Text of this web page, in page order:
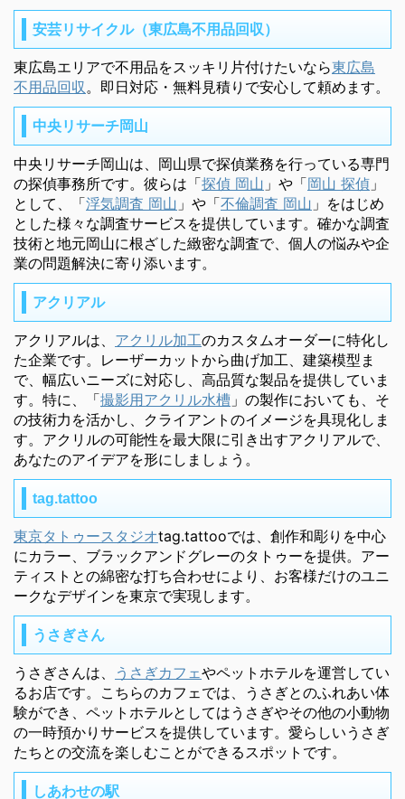
安芸リサイクル（東広島不用品回収）
東広島エリアで不用品をスッキリ片付けたいなら東広島
不用品回収 。即日対応・無料見積りで安心して頼めます。
中央リサーチ岡山
中央リサーチ岡山は、岡山県で探偵業務を行っている専門
の探偵事務所です。彼らは「探偵 岡山 」や「岡山 探偵 」
として、「浮気調査 岡山 」や「不倫調査 岡山 」をはじめ
とした様々な調査サービスを提供しています。確かな調査
技術と地元岡山に根ざした緻密な調査で、個人の悩みや企
業の問題解決に寄り添います。
アクリアル
アクリアルは、 アクリル加工のカスタムオーダーに特化し
た企業です。レーザーカットから曲げ加工、建築模型ま
で、幅広いニーズに対応し、高品質な製品を提供していま
す。特に、「撮影用アクリル水槽 」の製作においても、そ
の技術力を活かし、クライアントのイメージを具現化しま
す。アクリルの可能性を最大限に引き出すアクリアルで、
あなたのアイデアを形にしましょう。
tag.tattoo
東京タトゥースタジオtag.tattooでは、創作和彫りを中心
にカラー、ブラックアンドグレーのタトゥーを提供。アー
ティストとの綿密な打ち合わせにより、お客様だけのユニ
ークなデザインを東京で実現します。
うさぎさん
うさぎさんは、 うさぎカフェやペットホテルを運営してい
るお店です。こちらのカフェでは、うさぎとのふれあい体
験ができ、ペットホテルとしてはうさぎやその他の小動物
の一時預かりサービスを提供しています。愛らしいうさぎ
たちとの交流を楽しむことができるスポットです。
しあわせの駅